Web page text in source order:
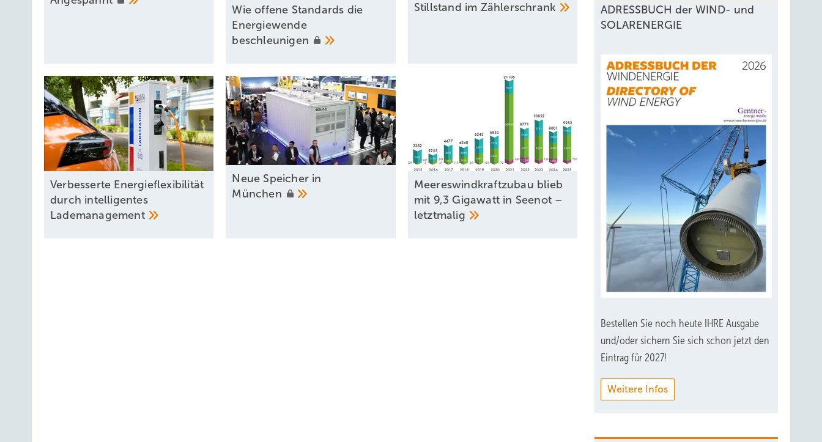
Wie offene Standards die
Energiewende
beschleunigen
Stillstand im Zählerschrank
Verbesserte Energieflexibilität
durch intelligentes
Lademanagement
Neue Speicher in
München
Meereswindkraftzubau blieb
mit 9,3 Gigawatt in Seenot –
letztmalig
ADRESSBUCH der WIND- und
SOLARENERGIE
Bestellen Sie noch heute IHRE Ausgabe
und/oder sichern Sie sich schon jetzt den
Eintrag für 2027!
Weitere Infos